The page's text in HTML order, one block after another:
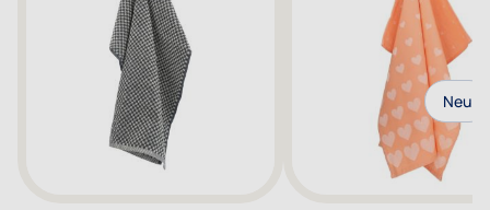
Neu